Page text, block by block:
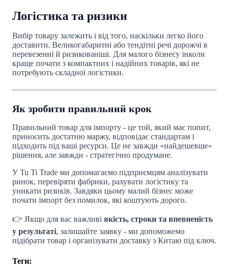
Логістика та ризики
Вибір товару залежить і від того, наскільки легко його
доставити. Великогабаритні або тендітні речі дорожчі в
перевезенні й ризикованіші. Для малого бізнесу інколи
краще почати з компактних і надійних товарів, які не
потребують складної логістики.
Як зробити правильний крок
Правильний товар для імпорту - це той, який має попит,
приносить достатню маржу, відповідає стандартам і
підходить під ваші ресурси. Це не завжди «найдешевше»
рішення, але завжди - стратегічно продумане.
У Tu Ti Trade ми допомагаємо підприємцям аналізувати
ринок, перевіряти фабрики, рахувати логістику та
уникати ризиків. Завдяки цьому малий бізнес може
почати імпорт без помилок, які коштують дорого.
👉 Якщо для вас важливі якість, строки та впевненість
у результаті, залишайте заявку - ми допоможемо
підібрати товар і організувати доставку з Китаю під ключ.
Теги: